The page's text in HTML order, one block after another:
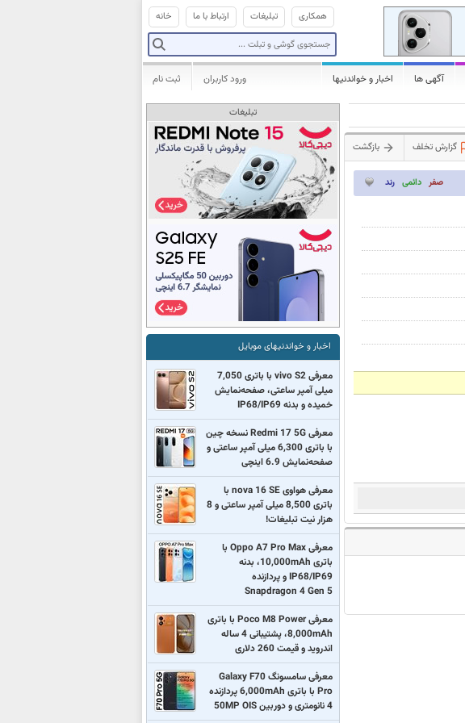
خانه ارتباط با ما تبلیغات همکاری
آگهی ها اخبار و خواندنیها ثبت نام ورود کاربران
گزارش تخلف بازگشت
صفر دائمی رند
تبلیغات
اخبار و خواندنیهای موبایل
معرفی vivo S2 با باتری 7,050
میلی آمپر ساعتی، صفحه‌نمایش
خمیده و بدنه IP68/IP69
معرفی Redmi 17 5G نسخه چین
با باتری 6,300 میلی آمپر ساعتی و
صفحه‌نمایش 6.9 اینچی
معرفی هواوی nova 16 SE با
باتری 8,500 میلی آمپر ساعتی و 8
هزار نیت تبلیغات!
معرفی Oppo A7 Pro Max با
باتری 10,000mAh، بدنه
IP68/IP69 و پردازنده
Snapdragon 4 Gen 5
معرفی Poco M8 Power با باتری
8,000mAh، پشتیبانی 4 ساله
اندروید و قیمت 260 دلاری
معرفی سامسونگ Galaxy F70
Pro با باتری 6,000mAh پردازنده
4 نانومتری و دوربین 50MP OIS